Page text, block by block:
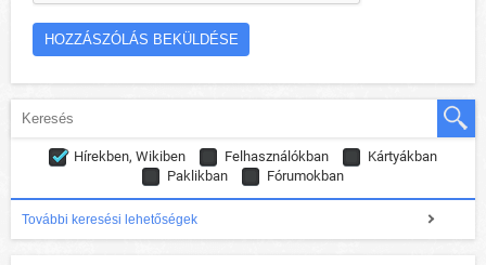
Hírekben, Wikiben Felhasználókban
Kártyákban
Paklikban
Fórumokban
További keresési lehetőségek